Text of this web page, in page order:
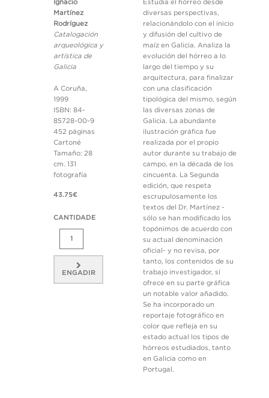
Ignacio
Martínez
Rodríguez
Catalogación
arqueológica y
artística de
Galicia
A Coruña,
1999
ISBN: 84-
85728-00-9
452 páginas
Cartoné
Tamaño: 28
cm. 131
fotografía
43.75€
CANTIDADE
ENGADIR
Estudia el hórreo desde
diversas perspectivas,
relacionándolo con el inicio
y difusión del cultivo de
maíz en Galicia. Analiza la
evolución del hórreo a lo
largo del tiempo y su
arquitectura, para finalizar
con una clasificación
tipológica del mismo, según
las diversas zonas de
Galicia. La abundante
ilustración gráfica fue
realizada por el propio
autor durante su trabajo de
campo, en la década de los
cincuenta. La Segunda
edición, que respeta
escrupulosamente los
textos del Dr. Martínez -
sólo se han modificado los
topónimos de acuerdo con
su actual denominación
oficial- y no revisa, por
tanto, los contenidos de su
trabajo investigador, sí
ofrece en su parte gráfica
un notable valor añadido.
Se ha incorporado un
reportaje fotográfico en
color que refleja en su
estado actual los tipos de
hórreos estudiados, tanto
en Galicia como en
Portugal.